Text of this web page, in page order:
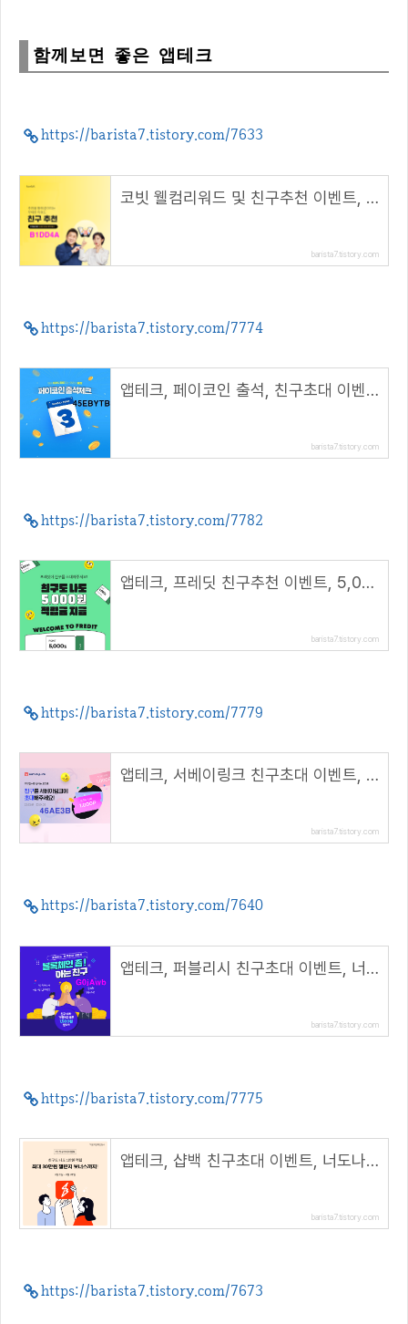
함께보면 좋은 앱테크
https://barista7.tistory.com/7633
코빗 웰컴리워드 및 친구추천 이벤트, 리워드 5000원!( 추천 코드 : B1DD4A )
barista7.tistory.com
https://barista7.tistory.com/7774
앱테크, 페이코인 출석, 친구초대 이벤트( 리워드 코드 : 45EBYTB )
barista7.tistory.com
https://barista7.tistory.com/7782
앱테크, 프레딧 친구추천 이벤트, 5,000원 적립금+쿠폰( 추천코드 : winhunt )
barista7.tistory.com
https://barista7.tistory.com/7779
앱테크, 서베이링크 친구초대 이벤트, 포인트 적립+골드바 한돈( 추천코드 : 46AE3B )
barista7.tistory.com
https://barista7.tistory.com/7640
앱테크, 퍼블리시 친구초대 이벤트, 너도나도 1500원 보상( 추천코드 : G0jAwb )
barista7.tistory.com
https://barista7.tistory.com/7775
앱테크, 샵백 친구초대 이벤트, 너도나도 1만원+챌린지보너스 적립(초대 코드 : UVOsnO)
barista7.tistory.com
https://barista7.tistory.com/7673